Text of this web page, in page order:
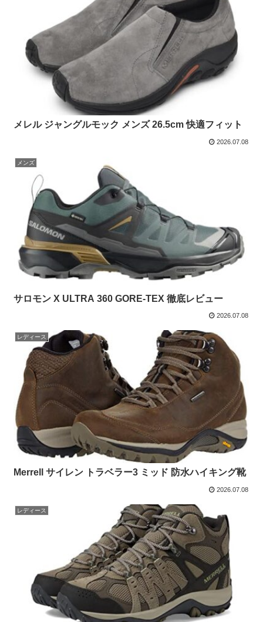
メレル ジャングルモック メンズ 26.5cm 快適フィット
2026.07.08
メンズ
サロモン X ULTRA 360 GORE-TEX 徹底レビュー
2026.07.08
レディース
Merrell サイレン トラベラー3 ミッド 防水ハイキング靴
2026.07.08
レディース